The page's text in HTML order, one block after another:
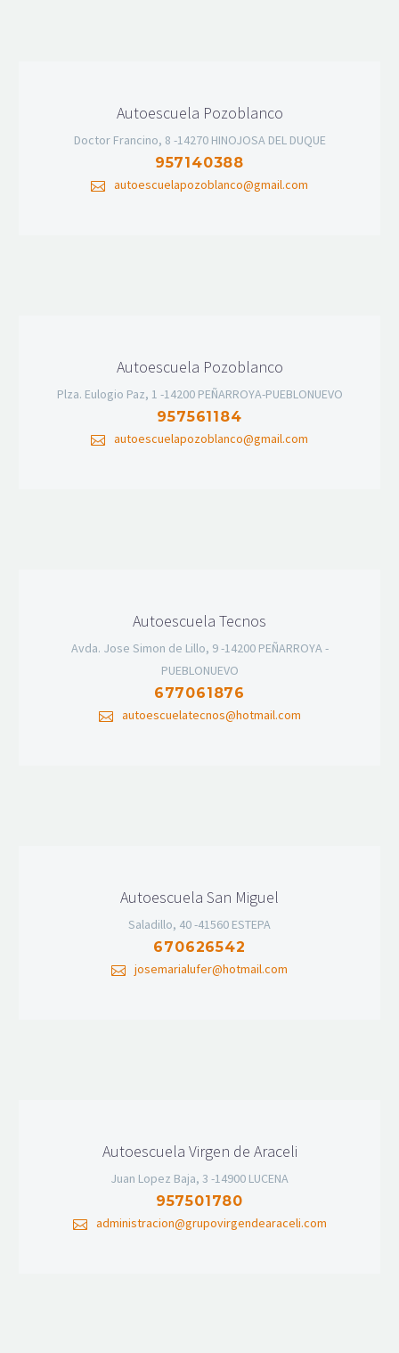
Autoescuela Pozoblanco
Doctor Francino, 8 -14270 HINOJOSA DEL DUQUE
957140388
autoescuelapozoblanco@gmail.com
Autoescuela Pozoblanco
Plza. Eulogio Paz, 1 -14200 PEÑARROYA-PUEBLONUEVO
957561184
autoescuelapozoblanco@gmail.com
Autoescuela Tecnos
Avda. Jose Simon de Lillo, 9 -14200 PEÑARROYA -
PUEBLONUEVO
677061876
autoescuelatecnos@hotmail.com
Autoescuela San Miguel
Saladillo, 40 -41560 ESTEPA
670626542
josemarialufer@hotmail.com
Autoescuela Virgen de Araceli
Juan Lopez Baja, 3 -14900 LUCENA
957501780
administracion@grupovirgendearaceli.com